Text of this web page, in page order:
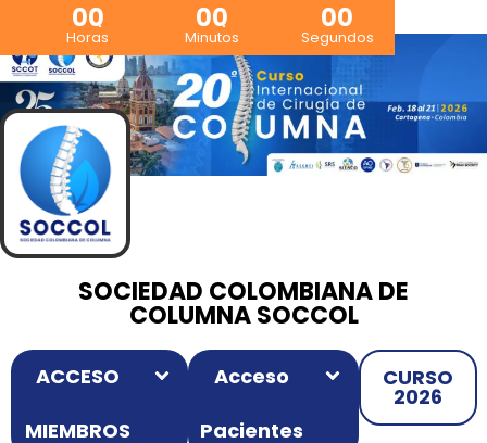
00
Horas
00
Minutos
00
Segundos
SOCIEDAD COLOMBIANA DE
COLUMNA SOCCOL
ACCESO
MIEMBROS
Acceso
Pacientes
CURSO
2026